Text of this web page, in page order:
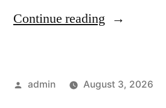
Continue reading “Inovasi
FPG
Posted
admin August 3, 2026